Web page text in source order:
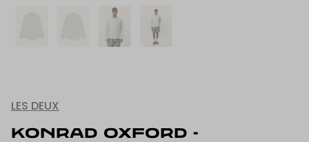
LES DEUX
KONRAD OXFORD -